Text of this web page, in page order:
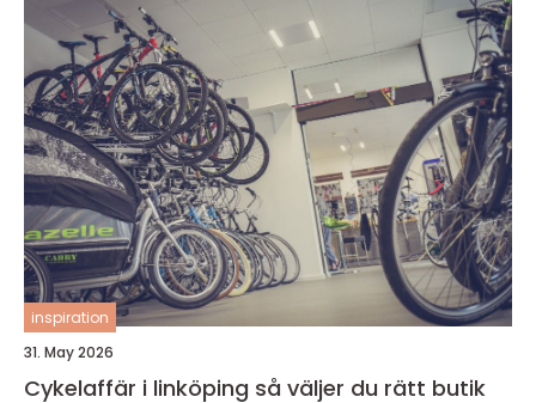
inspiration
31. May 2026
Cykelaffär i linköping så väljer du rätt butik